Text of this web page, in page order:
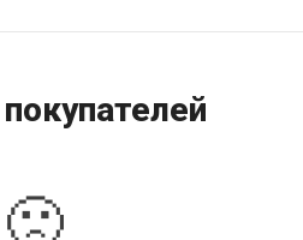
🙁